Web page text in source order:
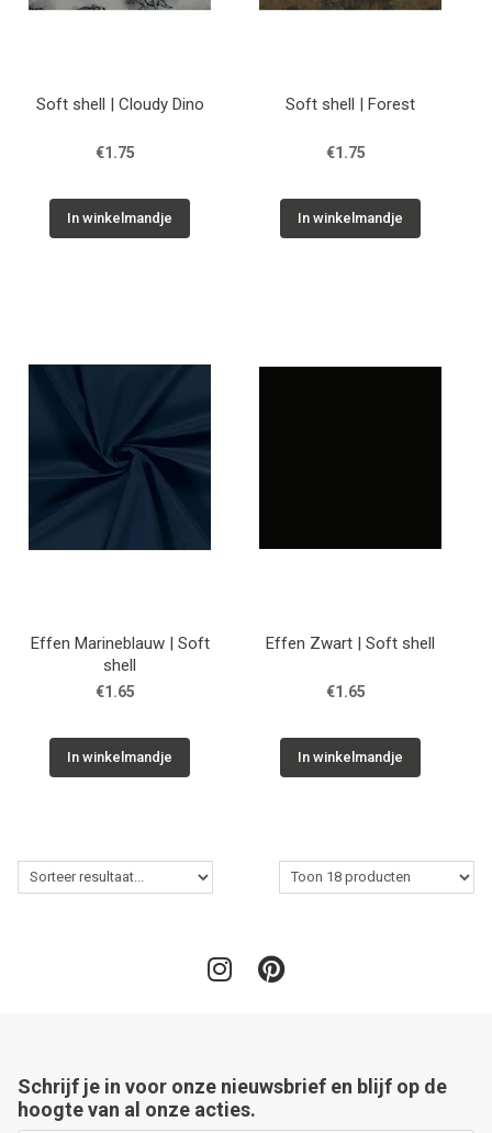
Soft shell | Cloudy Dino
€1.75
In winkelmandje
Soft shell | Forest
€1.75
In winkelmandje
Effen Marineblauw | Soft
shell
€1.65
In winkelmandje
Effen Zwart | Soft shell
€1.65
In winkelmandje
Schrijf je in voor onze nieuwsbrief en blijf op de
hoogte van al onze acties.